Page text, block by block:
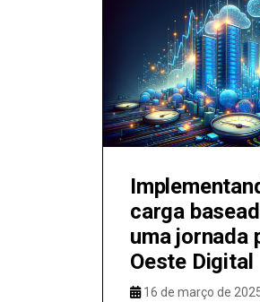
carga
uma jornada
Oeste Digital
16 de março de